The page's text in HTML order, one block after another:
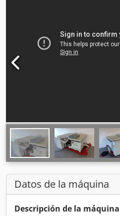
Datos de la máquina
Descripción de la